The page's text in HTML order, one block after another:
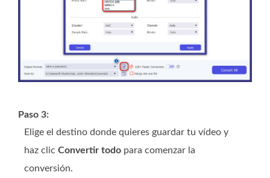
Paso 3:
Elige el destino donde quieres guardar tu vídeo y
haz clic Convertir todo para comenzar la
conversión.